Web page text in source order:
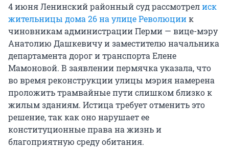
4 июня Ленинский районный суд рассмотрелиск
жительницы дома 26 на улице Революциик
чиновникам администрации Перми — вице-мэру
Анатолию Дашкевичу и заместителю начальника
департамента дорог и транспорта Елене
Мамоновой. В заявлении пермячка указала, что
во время реконструкции улицы мэрия намерена
проложить трамвайные пути слишком близко к
жилым зданиям. Истица требует отменить это
решение, так как оно нарушает ее
конституционные права на жизнь и
благоприятную среду обитания.